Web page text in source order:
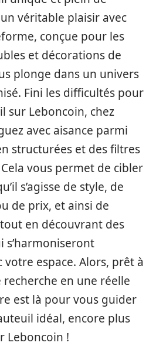
véritable plaisir avec
conçue pour les
et décorations de
plonge dans un univers
Fini les difficultés pour
sur Leboncoin, chez
avec aisance parmi
structurées et des filtres
vous permet de cibler
s’agisse de style, de
de prix, et ainsi de
en découvrant des
s’harmoniseront
espace. Alors, prêt à
en une réelle
est là pour vous guider
idéal, encore plus
Leboncoin !